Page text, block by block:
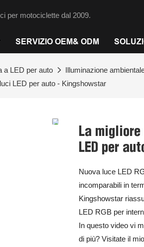
per motociclette dal 2009.
SERVIZIO OEM& ODM
a LED per auto
Illuminazione
LED per auto - Kingshowstar
La migliore
LED per
Nuova luce LED
incomparabili in
Kingshowstar
LED RGB per
In questo video vi
di più? Visitate il